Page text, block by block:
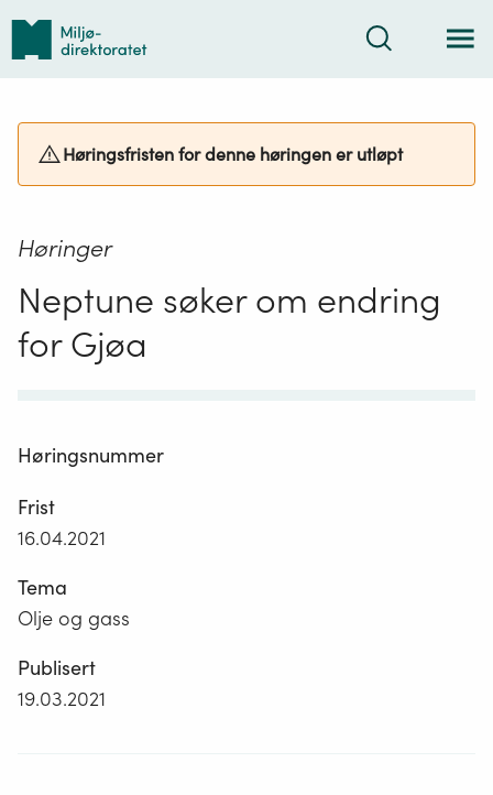
Tilbake
forsiden
Søk
Høringsfristen for denne høringen er utløpt
Høringer
Neptune søker om endring
for Gjøa
Høringsnummer
Frist
16.04.2021
Tema
Olje og gass
Publisert
19.03.2021